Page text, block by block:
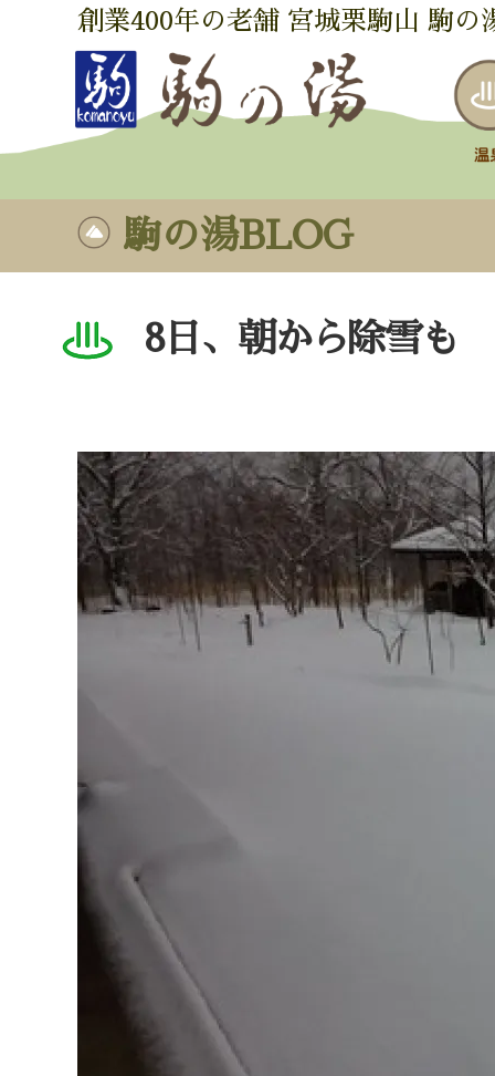
創業400年の老舗 宮城栗駒山 駒の
駒の湯BLOG
8日、朝から除雪も